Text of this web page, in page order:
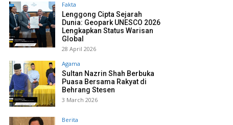
Fakta
Lenggong Cipta Sejarah
Dunia: Geopark UNESCO 2026
Lengkapkan Status Warisan
Global
28 April 2026
Agama
Sultan Nazrin Shah Berbuka
Puasa Bersama Rakyat di
Behrang Stesen
3 March 2026
Berita